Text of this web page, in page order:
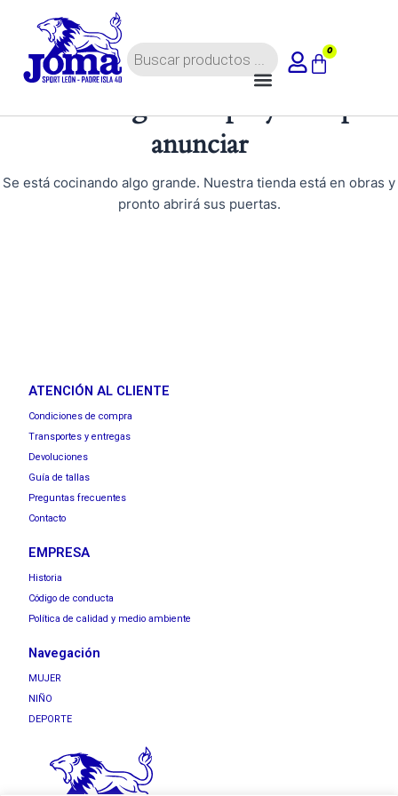
contenido
Búsqueda
de
Menú
0
Tenemos grandes proyectos por
anunciar
Se está cocinando algo grande. Nuestra tienda está en obras y
pronto abrirá sus puertas.
ATENCIÓN AL CLIENTE
Condiciones de compra
Transportes y entregas
Devoluciones
Guía de tallas
Preguntas frecuentes
Contacto
EMPRESA
Historia
Código de conducta
Política de calidad y medio ambiente
Navegación
MUJER
NIÑO
DEPORTE